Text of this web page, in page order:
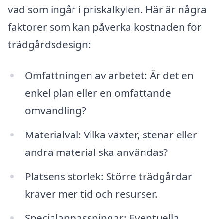
vad som ingår i priskalkylen. Här är några
faktorer som kan påverka kostnaden för
trädgårdsdesign:
Omfattningen av arbetet: Är det en
enkel plan eller en omfattande
omvandling?
Materialval: Vilka växter, stenar eller
andra material ska användas?
Platsens storlek: Större trädgårdar
kräver mer tid och resurser.